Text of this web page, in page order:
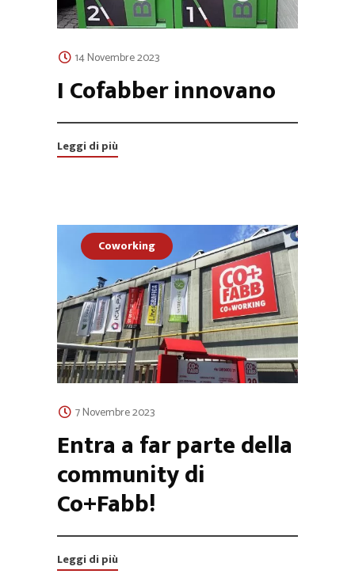
14 Novembre 2023
I Cofabber innovano
Leggi di più
Coworking
7 Novembre 2023
Entra a far parte della
community di
Co+Fabb!
Leggi di più